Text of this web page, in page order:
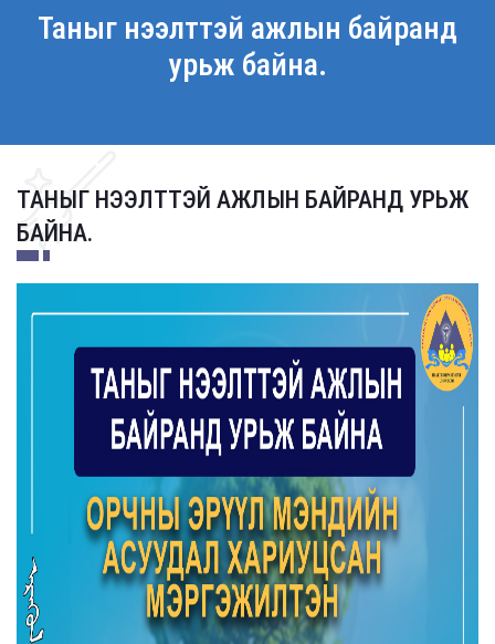
Таныг нээлттэй ажлын байранд
урьж байна.
ТАНЫГ НЭЭЛТТЭЙ АЖЛЫН БАЙРАНД УРЬЖ
БАЙНА.